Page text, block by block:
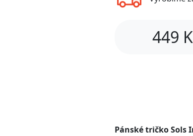
449
Pánské tričko Sols